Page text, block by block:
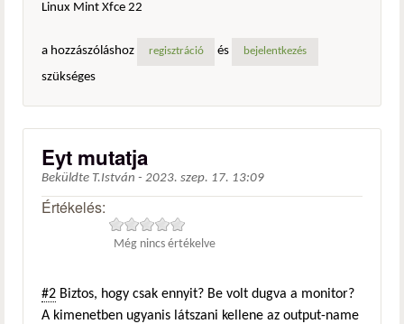
Linux Mint Xfce 22
a hozzászóláshoz regisztráció és bejelentkezés
szükséges
Eyt mutatja
Beküldte T.István - 2023. szep. 17. 13:09
Értékelés:
Még nincs értékelve
#2 Biztos, hogy csak ennyit? Be volt dugva a monitor?
A kimenetben ugyanis látszani kellene az output-name